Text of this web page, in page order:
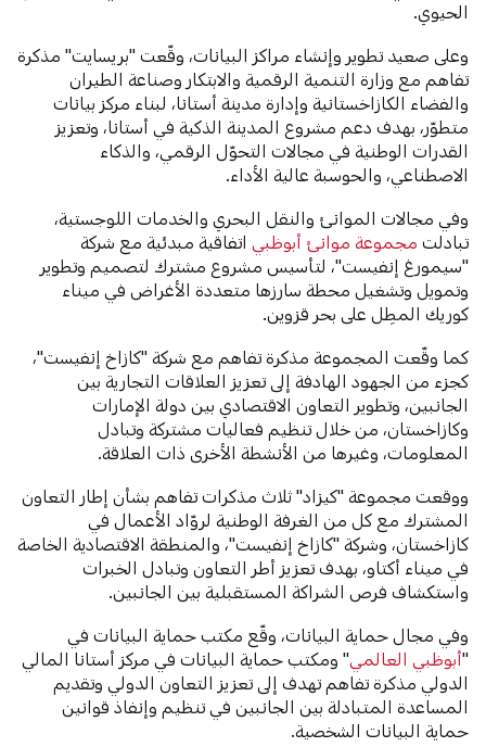
الحيوي.
وعلى صعيد تطوير وإنشاء مراكز البيانات، وقّعت "بريسايت" مذكرة
تفاهم مع وزارة التنمية الرقمية والابتكار وصناعة الطيران
والفضاء الكازاخستانية وإدارة مدينة أستانا، لبناء مركز بيانات
متطوّر، بهدف دعم مشروع المدينة الذكية في أستانا، وتعزيز
القدرات الوطنية في مجالات التحوّل الرقمي، والذكاء
الاصطناعي، والحوسبة عالية الأداء.
وفي مجالات الموانئ والنقل البحري والخدمات اللوجستية،
تبادلت مجموعة موانئ أبوظبي اتفاقية مبدئية مع شركة
"سيمورغ إنفيست"، لتأسيس مشروع مشترك لتصميم وتطوير
وتمويل وتشغيل محطة سارزها متعددة الأغراض في ميناء
كوريك المطِل على بحر قزوين.
كما وقّعت المجموعة مذكرة تفاهم مع شركة "كازاخ إنفيست"،
كجزء من الجهود الهادفة إلى تعزيز العلاقات التجارية بين
الجانبين، وتطوير التعاون الاقتصادي بين دولة الإمارات
وكازاخستان، من خلال تنظيم فعاليات مشتركة وتبادل
المعلومات، وغيرها من الأنشطة الأخرى ذات العلاقة.
ووقعت مجموعة "كيزاد" ثلاث مذكرات تفاهم بشأن إطار التعاون
المشترك مع كل من الغرفة الوطنية لروّاد الأعمال في
كازاخستان، وشركة "كازاخ إنفيست"، والمنطقة الاقتصادية الخاصة
في ميناء أكتاو، بهدف تعزيز أطر التعاون وتبادل الخبرات
واستكشاف فرص الشراكة المستقبلية بين الجانبين.
وفي مجال حماية البيانات، وقّع مكتب حماية البيانات في
"أبوظبي العالمي" ومكتب حماية البيانات في مركز أستانا المالي
الدولي مذكرة تفاهم تهدف إلى تعزيز التعاون الدولي وتقديم
المساعدة المتبادلة بين الجانبين في تنظيم وإنفاذ قوانين
حماية البيانات الشخصية.